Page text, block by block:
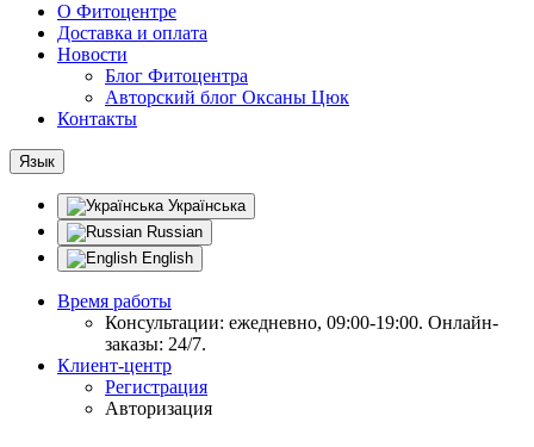
О Фитоцентре
Доставка и оплата
Новости
Блог Фитоцентра
Авторский блог Оксаны Цюк
Контакты
Язык
Українська
Russian
English
Время работы
Консультации: ежедневно, 09:00-19:00. Онлайн-
заказы: 24/7.
Клиент-центр
Регистрация
Авторизация